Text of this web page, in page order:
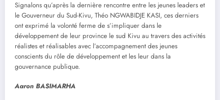
Signalons qu’après la dernière rencontre entre les jeunes leaders et
le Gouverneur du Sud-Kivu, Théo NGWABIDJE KASI, ces derniers
ont exprimé la volonté ferme de s’impliquer dans le
développement de leur province le sud Kivu au travers des activités
réalistes et réalisables avec l’accompagnement des jeunes
conscients du rôle de développement et les leur dans la
gouvernance publique.
Aaron BASIMARHA